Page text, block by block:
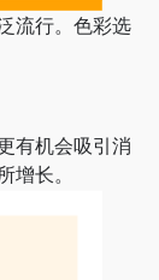
流行。色彩选
有机会吸引消
长。